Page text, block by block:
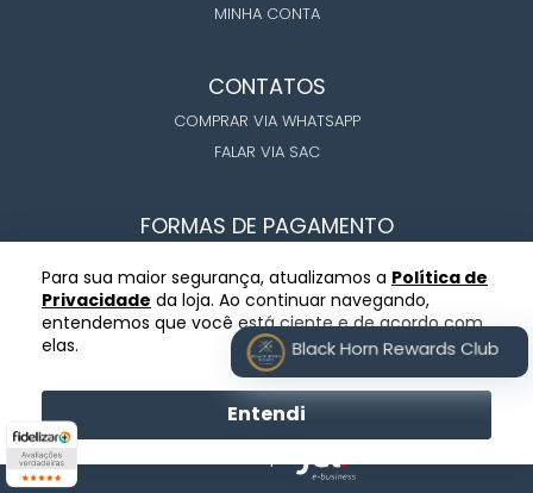
Black Horn Rewards Club
Para sua maior segurança, atualizamos a Política de
Privacidade da loja. Ao continuar navegando,
entendemos que você está ciente e de acordo com
elas.
Entendi
MINHA CONTA
CONTATOS
COMPRAR VIA WHATSAPP
FALAR VIA SAC
FORMAS DE PAGAMENTO
COPYRIGHT ©BLACK HORN MEATS 2026
CNPJ: 53.248.922/0001-89 - BLACK HORN MEATS